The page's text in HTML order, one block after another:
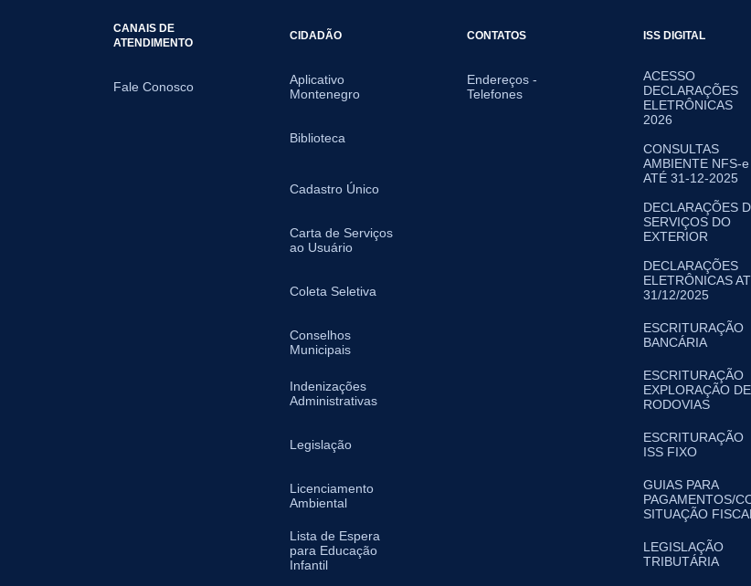
CANAIS DE
ATENDIMENTO
Fale Conosco
CIDADÃO
Aplicativo
Montenegro
Biblioteca
Cadastro Único
Carta de Serviços
ao Usuário
Coleta Seletiva
Conselhos
Municipais
Indenizações
Administrativas
Legislação
Licenciamento
Ambiental
Lista de Espera
para Educação
Infantil
CONTATOS
Endereços -
Telefones
ISS DIGITAL
ACESSO
DECLARAÇÕES
ELETRÔNICAS
2026
CONSULTAS
AMBIENTE NFS-e
ATÉ 31-12-2025
DECLARAÇÕES
SERVIÇOS DO
EXTERIOR
DECLARAÇÕES
ELETRÔNICAS
31/12/2025
ESCRITURAÇÃO
BANCÁRIA
ESCRITURAÇÃO
EXPLORAÇÃO DE
RODOVIAS
ESCRITURAÇÃO
ISS FIXO
GUIAS PARA
PAGAMENTOS/
SITUAÇÃO FISCAL
LEGISLAÇÃO
TRIBUTÁRIA